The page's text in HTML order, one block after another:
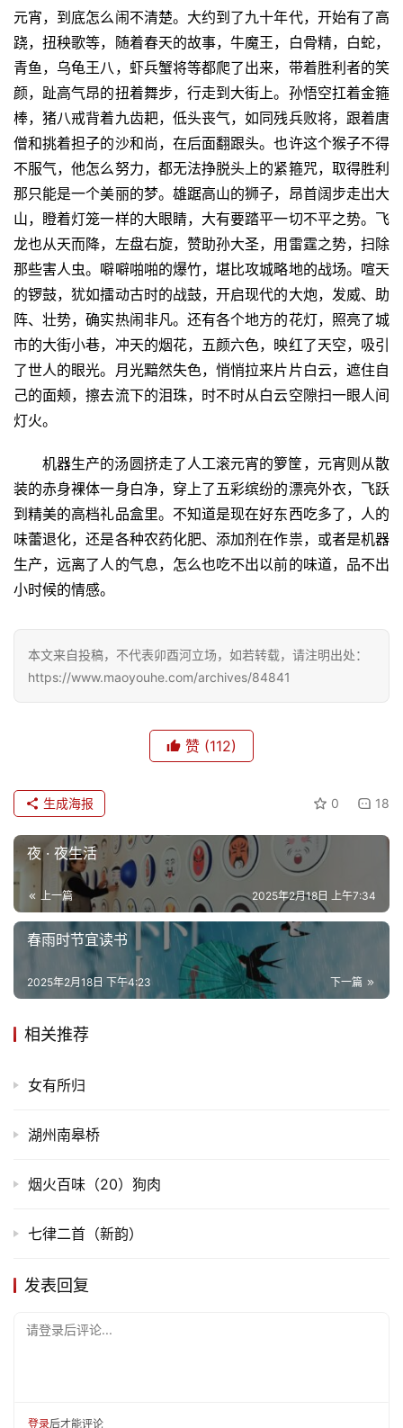
首
生
元宵，到底怎么闹不清楚。大约到了九十年代，开始有了高
跷，扭秧歌等，随着春天的故事，牛魔王，白骨精，白蛇，
青鱼，乌龟王八，虾兵蟹将等都爬了出来，带着胜利者的笑
颜，趾高气昂的扭着舞步，行走到大街上。孙悟空扛着金箍
棒，猪八戒背着九齿耙，低头丧气，如同残兵败将，跟着唐
僧和挑着担子的沙和尚，在后面翻跟头。也许这个猴子不得
不服气，他怎么努力，都无法挣脱头上的紧箍咒，取得胜利
那只能是一个美丽的梦。雄踞高山的狮子，昂首阔步走出大
山，瞪着灯笼一样的大眼睛，大有要踏平一切不平之势。飞
龙也从天而降，左盘右旋，赞助孙大圣，用雷霆之势，扫除
那些害人虫。噼噼啪啪的爆竹，堪比攻城略地的战场。喧天
的锣鼓，犹如擂动古时的战鼓，开启现代的大炮，发威、助
阵、壮势，确实热闹非凡。还有各个地方的花灯，照亮了城
市的大街小巷，冲天的烟花，五颜六色，映红了天空，吸引
了世人的眼光。月光黯然失色，悄悄拉来片片白云，遮住自
己的面颊，擦去流下的泪珠，时不时从白云空隙扫一眼人间
灯火。
机器生产的汤圆挤走了人工滚元宵的箩筐，元宵则从散
装的赤身裸体一身白净，穿上了五彩缤纷的漂亮外衣，飞跃
到精美的高档礼品盒里。不知道是现在好东西吃多了，人的
味蕾退化，还是各种农药化肥、添加剂在作祟，或者是机器
生产，远离了人的气息，怎么也吃不出以前的味道，品不出
小时候的情感。
本文来自投稿，不代表卯酉河立场，如若转载，请注明出处：
https://www.maoyouhe.com/archives/84841
赞 (112)
0 18
生成海报
夜 · 夜生活
上一篇 2025年2月18日 上午7:34
春雨时节宜读书
下一篇
2025年2月18日 下午4:23
相关推荐
女有所归
湖州南皋桥
烟火百味（20）狗肉
七律二首（新韵）
发表回复
请登录后评论...
登录后才能评论